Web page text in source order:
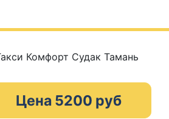
Цена 5200 руб